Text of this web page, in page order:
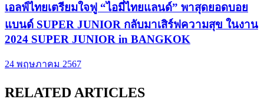
เอลฟ์ไทยเตรียมใจฟู “ไอมี่ไทยแลนด์” พาสุดยอดบอย
แบนด์ SUPER JUNIOR กลับมาเสิร์ฟความสุข ในงาน
2024 SUPER JUNIOR in BANGKOK
24 พฤษภาคม 2567
RELATED ARTICLES